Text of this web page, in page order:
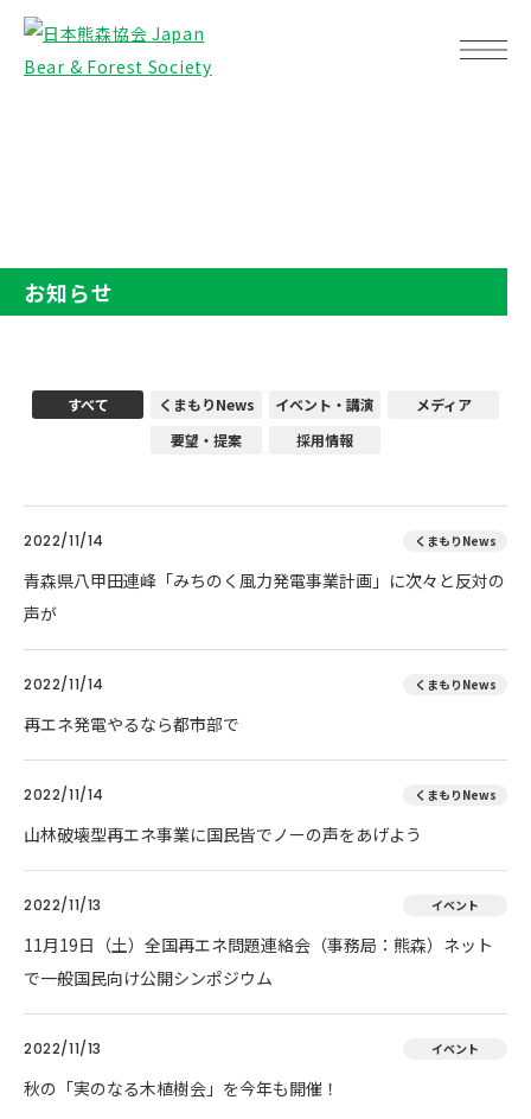
お知らせ
すべて くまもりNews イベント・講演
メディア
要望・提案
採用情報
2022/11/14 くまもりNews
青森県八甲田連峰「みちのく風力発電事業計画」に次々と反対の
声が
2022/11/14 くまもりNews
再エネ発電やるなら都市部で
2022/11/14 くまもりNews
山林破壊型再エネ事業に国民皆でノーの声をあげよう
2022/11/13 イベント
11月19日（土）全国再エネ問題連絡会（事務局：熊森）ネット
で一般国民向け公開シンポジウム
2022/11/13 イベント
秋の「実のなる木植樹会」を今年も開催！